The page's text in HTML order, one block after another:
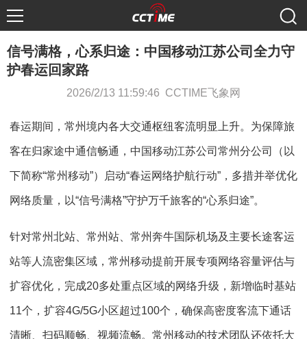
信号满格，心系归途：中国移动江苏公司全力守
护春运回家路
2026/2/13 11:59:46 CCTIME飞象网
春运期间，常州境内各大交通枢纽客流明显上升。为保障旅
客在归家途中通信畅通，中国移动江苏公司常州分公司（以
下简称“常州移动”）启动“春运网络护航行动”，多措并举优化
网络质量，以“信号满格”守护万千旅客的“心系归途”。
针对常州北站、常州站、常州奔牛国际机场及主要长途客运
站等人流密集区域，常州移动提前开展专项网络容量评估与
扩容优化，完成20多处重点区域的网络升级，新增临时基站
11个，扩容4G/5G小区超过100个，确保高密度客流下通话
清晰、扫码顺畅、视频流畅。常州移动的技术团队还依托大